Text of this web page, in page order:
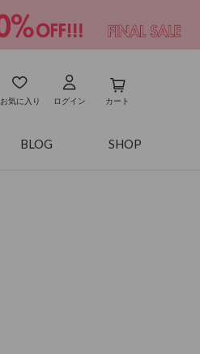
お気に入り ログイン カート
BLOG SHOP